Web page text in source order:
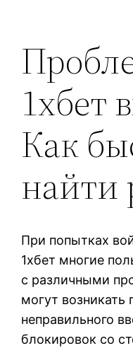
1хбет
Как
найти
При попытках
1хбет многие
с различными
могут возникать
неправильного
блокировок со